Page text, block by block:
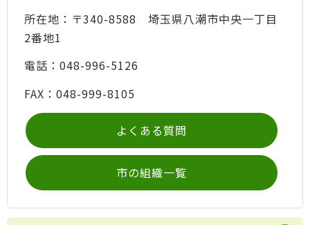
所在地：〒340-8588 埼玉県八潮市中央一丁目
2番地1
電話：048-996-5126
FAX：048-999-8105
よくある質問
市の組織一覧